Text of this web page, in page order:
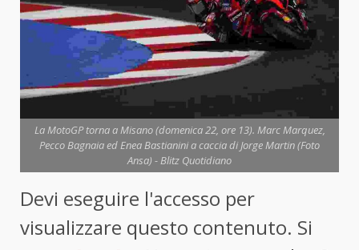
La MotoGP torna a Misano (domenica 22, ore 13). Marc Marquez,
Pecco Bagnaia ed Enea Bastianini a caccia di Jorge Martin (Foto
Ansa) - Blitz Quotidiano
Devi eseguire l'accesso per
visualizzare questo contenuto. Si